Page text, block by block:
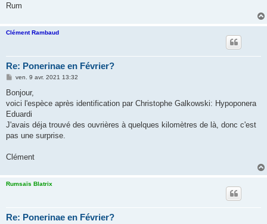
Rum
Clément Rambaud
Re: Ponerinae en Février?
M
s
a
g
ven. 9 avr. 2021 13:32
Bonjour,
voici l'espèce après identification par Christophe Galkowski: Hypoponera
Eduardi
J'avais déja trouvé des ouvrières à quelques kilomètres de là, donc c'est
pas une surprise.
Clément
Rumsaïs Blatrix
Re: Ponerinae en Février?